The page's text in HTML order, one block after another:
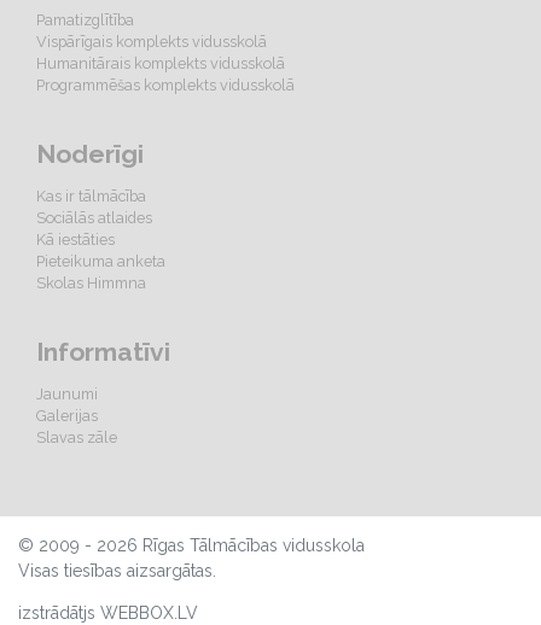
Pamatizglītība
Vispārīgais komplekts vidusskolā
Humanitārais komplekts vidusskolā
Programmēšas komplekts vidusskolā
Noderīgi
Kas ir tālmācība
Sociālās atlaides
Kā iestāties
Pieteikuma anketa
Skolas Himmna
Informatīvi
Jaunumi
Galerijas
Slavas zāle
© 2009 - 2026 Rīgas Tālmācības vidusskola
Visas tiesības aizsargātas.
izstrādātjs WEBBOX.LV